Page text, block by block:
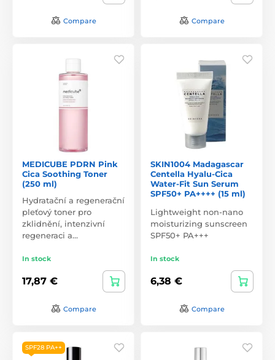
Compare Compare
MEDICUBE PDRN Pink
Cica Soothing Toner
(250 ml)
Hydratační a regenerační
pleťový toner pro
zklidnění, intenzivní
regeneraci a…
In stock
17,87 €
Compare
SKIN1004 Madagascar
Centella Hyalu-Cica
Water-Fit Sun Serum
SPF50+ PA++++ (15 ml)
Lightweight non-nano
moisturizing sunscreen
SPF50+ PA+++
In stock
6,38 €
Compare
SPF28 PA++